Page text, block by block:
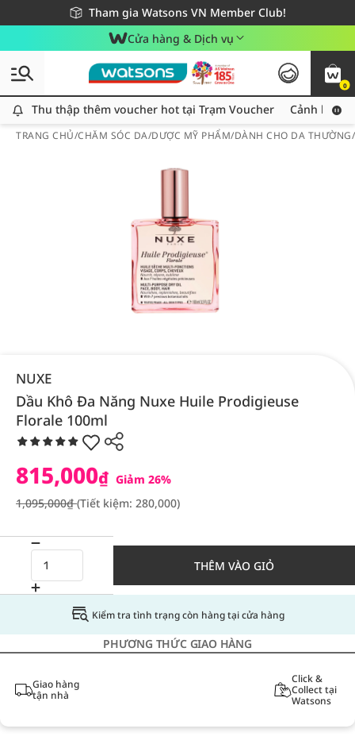
Tham gia Watsons VN Member Club!
Miễn phí giao hàng cho đơn hàng từ 249,000Đ
Giao hàng nhanh 24h - Áp dụng khu vực TP. Hồ Chí Minh
Cửa hàng & Dịch vụ
0
Thu thập thêm voucher hot tại Trạm Voucher
Thu thập thêm voucher hot tại Trạm Voucher Cảnh báo
TRANG CHỦ/CHĂM SÓC DA/DƯỢC MỸ PHẨM/DÀNH CHO DA
NUXE
Dầu Khô Đa Năng Nuxe Huile Prodigieuse
Florale 100ml
815,000₫ Giảm 26%
1,095,000₫(Tiết kiệm: 280,000)
THÊM VÀO GIỎ
Kiểm tra tình trạng còn hàng tại cửa hàng
PHƯƠNG THỨC GIAO HÀNG
Giao hàng
tận nhà
Click &
Collect tại
Watsons